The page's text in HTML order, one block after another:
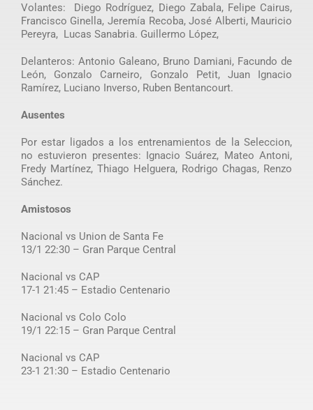
Volantes: Diego Rodríguez, Diego Zabala, Felipe Cairus,
Francisco Ginella, Jeremía Recoba, José Alberti, Mauricio
Pereyra, Lucas Sanabria. Guillermo López,
Delanteros: Antonio Galeano, Bruno Damiani, Facundo de
León, Gonzalo Carneiro, Gonzalo Petit, Juan Ignacio
Ramírez, Luciano Inverso, Ruben Bentancourt.
Ausentes
Por estar ligados a los entrenamientos de la Seleccion,
no estuvieron presentes: Ignacio Suárez, Mateo Antoni,
Fredy Martínez, Thiago Helguera, Rodrigo Chagas, Renzo
Sánchez.
Amistosos
Nacional vs Union de Santa Fe
13/1 22:30 – Gran Parque Central
Nacional vs CAP
17-1 21:45 – Estadio Centenario
Nacional vs Colo Colo
19/1 22:15 – Gran Parque Central
Nacional vs CAP
23-1 21:30 – Estadio Centenario